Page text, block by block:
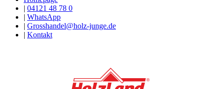
| 04121 48 78 0
| WhatsApp
| Grosshandel@holz-junge.de
| Kontakt